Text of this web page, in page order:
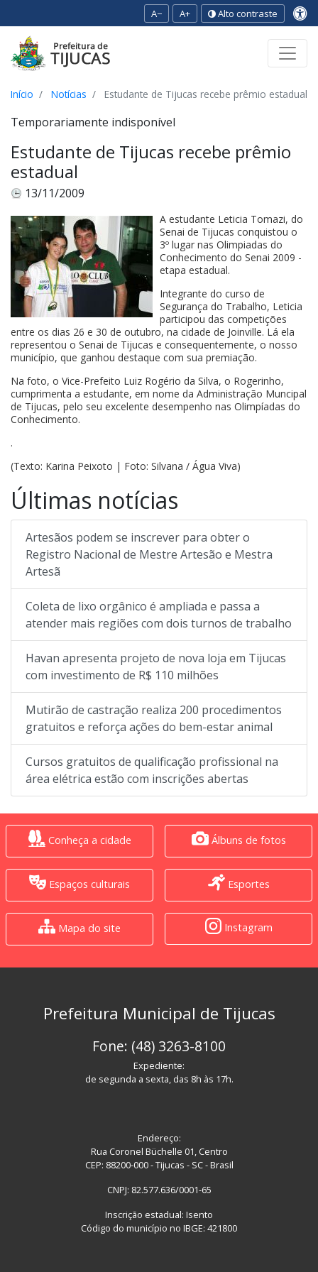
A− A+ Alto contraste
Início Notícias Estudante de Tijucas recebe prêmio estadual
Temporariamente indisponível
Estudante de Tijucas recebe prêmio
estadual
13/11/2009
A estudante Leticia Tomazi, do
Senai de Tijucas conquistou o
3º lugar nas Olimpiadas do
Conhecimento do Senai 2009 -
etapa estadual.
Integrante do curso de
Segurança do Trabalho, Leticia
participou das competições
entre os dias 26 e 30 de outubro, na cidade de Joinville. Lá ela
representou o Senai de Tijucas e consequentemente, o nosso
município, que ganhou destaque com sua premiação.
Na foto, o Vice-Prefeito Luiz Rogério da Silva, o Rogerinho,
cumprimenta a estudante, em nome da Administração Muncipal
de Tijucas, pelo seu excelente desempenho nas Olimpíadas do
Conhecimento.
.
(Texto: Karina Peixoto | Foto: Silvana / Água Viva)
Últimas notícias
Artesãos podem se inscrever para obter o
Registro Nacional de Mestre Artesão e Mestra
Artesã
Coleta de lixo orgânico é ampliada e passa a
atender mais regiões com dois turnos de trabalho
Havan apresenta projeto de nova loja em Tijucas
com investimento de R$ 110 milhões
Mutirão de castração realiza 200 procedimentos
gratuitos e reforça ações do bem-estar animal
Cursos gratuitos de qualificação profissional na
área elétrica estão com inscrições abertas
Conheça a cidade Álbuns de fotos
Espaços culturais Esportes
Mapa do site Instagram
Prefeitura Municipal de Tijucas
Fone: (48) 3263-8100
Expediente:
de segunda a sexta, das 8h às 17h.
Endereço:
Rua Coronel Büchelle 01, Centro
CEP: 88200-000 - Tijucas - SC - Brasil
CNPJ: 82.577.636/0001-65
Inscrição estadual: Isento
Código do município no IBGE: 421800